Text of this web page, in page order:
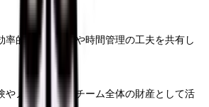
率的な訪問方法や時間管理の工夫を共有し
やノウハウを、チーム全体の財産として活